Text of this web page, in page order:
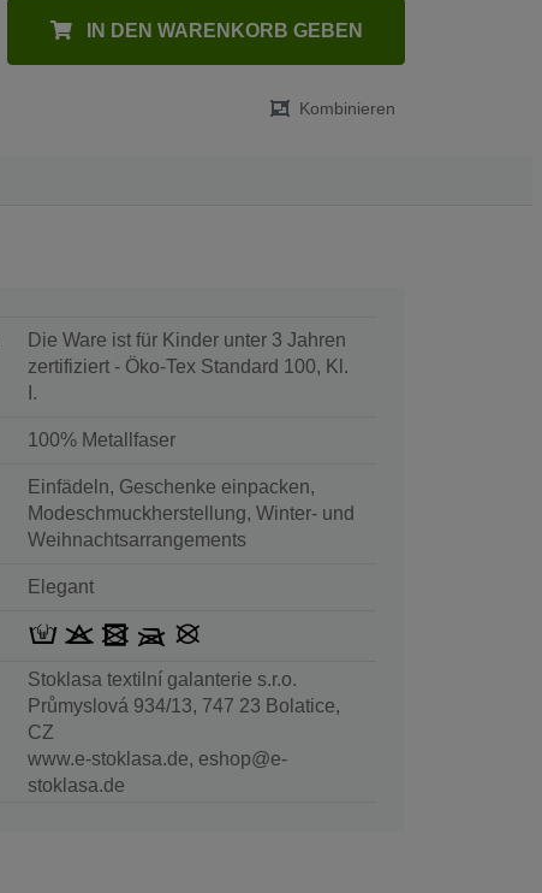
IN DEN WARENKORB GEBEN
Kombinieren
Die Ware ist für Kinder unter 3 Jahren
zertifiziert - Öko-Tex Standard 100, Kl.
I.
100% Metallfaser
Einfädeln, Geschenke einpacken,
Modeschmuckherstellung, Winter- und
Weihnachtsarrangements
Elegant
Stoklasa textilní galanterie s.r.o.
Průmyslová 934/13, 747 23 Bolatice,
CZ
www.e-stoklasa.de, eshop@e-
stoklasa.de